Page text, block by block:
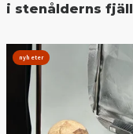
i stenålderns fjäll
nyheter